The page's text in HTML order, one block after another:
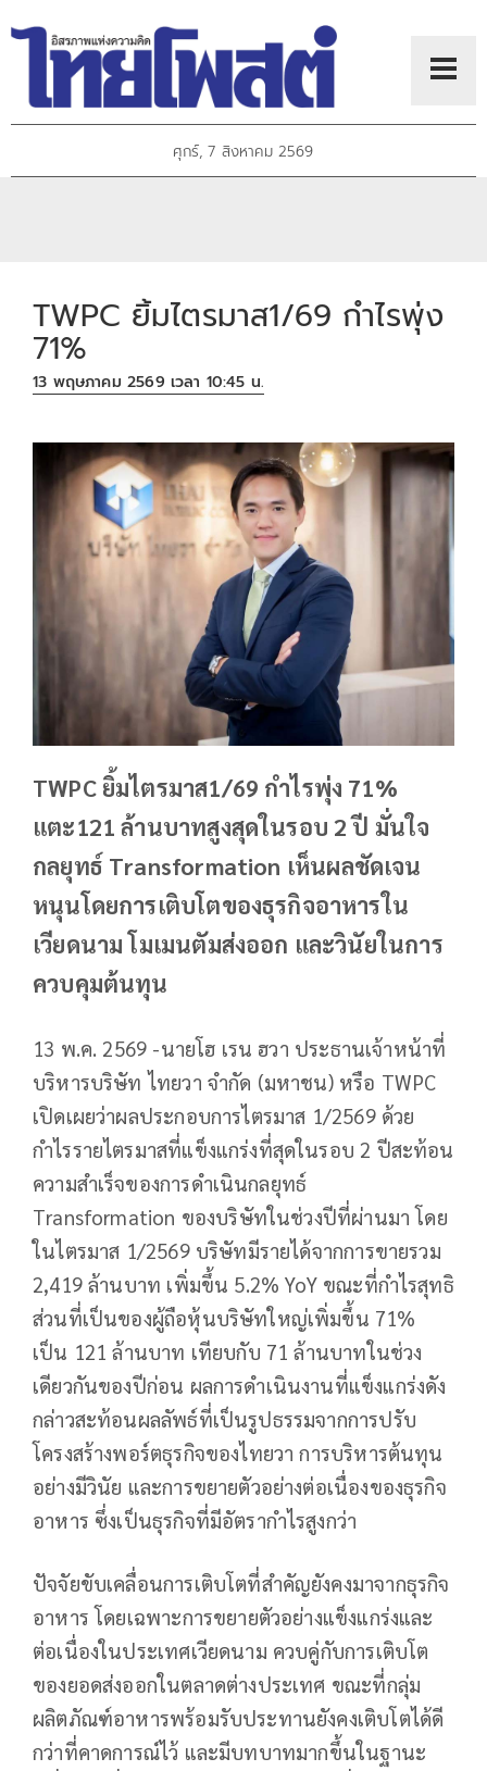
ศุกร์, 7 สิงหาคม 2569
TWPC ยิ้มไตรมาส1/69 กำไรพุ่ง
71%
13 พฤษภาคม 2569 เวลา 10:45 น.
TWPC ยิ้มไตรมาส1/69 กำไรพุ่ง 71%
แตะ121 ล้านบาทสูงสุดในรอบ 2 ปี มั่นใจ
กลยุทธ์ Transformation เห็นผลชัดเจน
หนุนโดยการเติบโตของธุรกิจอาหารใน
เวียดนาม โมเมนตัมส่งออก และวินัยในการ
ควบคุมต้นทุน
13 พ.ค. 2569 -นายโฮ เรน ฮวา ประธานเจ้าหน้าที่
บริหารบริษัท ไทยวา จำกัด (มหาชน) หรือ TWPC
เปิดเผยว่าผลประกอบการไตรมาส 1/2569 ด้วย
กำไรรายไตรมาสที่แข็งแกร่งที่สุดในรอบ 2 ปีสะท้อน
ความสำเร็จของการดำเนินกลยุทธ์
Transformation ของบริษัทในช่วงปีที่ผ่านมา โดย
ในไตรมาส 1/2569 บริษัทมีรายได้จากการขายรวม
2,419 ล้านบาท เพิ่มขึ้น 5.2% YoY ขณะที่กำไรสุทธิ
ส่วนที่เป็นของผู้ถือหุ้นบริษัทใหญ่เพิ่มขึ้น 71%
เป็น 121 ล้านบาท เทียบกับ 71 ล้านบาทในช่วง
เดียวกันของปีก่อน ผลการดำเนินงานที่แข็งแกร่งดัง
กล่าวสะท้อนผลลัพธ์ที่เป็นรูปธรรมจากการปรับ
โครงสร้างพอร์ตธุรกิจของไทยวา การบริหารต้นทุน
อย่างมีวินัย และการขยายตัวอย่างต่อเนื่องของธุรกิจ
อาหาร ซึ่งเป็นธุรกิจที่มีอัตรากำไรสูงกว่า
ปัจจัยขับเคลื่อนการเติบโตที่สำคัญยังคงมาจากธุรกิจ
อาหาร โดยเฉพาะการขยายตัวอย่างแข็งแกร่งและ
ต่อเนื่องในประเทศเวียดนาม ควบคู่กับการเติบโต
ของยอดส่งออกในตลาดต่างประเทศ ขณะที่กลุ่ม
ผลิตภัณฑ์อาหารพร้อมรับประทานยังคงเติบโตได้ดี
กว่าที่คาดการณ์ไว้ และมีบทบาทมากขึ้นในฐานะ